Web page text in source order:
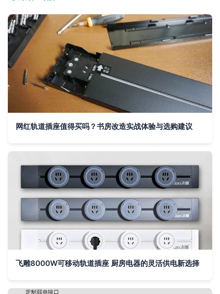
网红轨道插座值得买吗？书房改造实战体验与选购建议
飞雕8000W可移动轨道插座 厨房电器的灵活供电新选择